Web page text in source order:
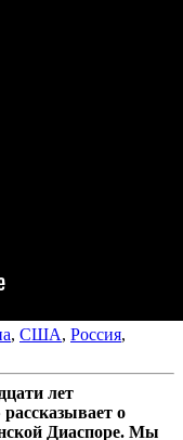
, США, Россия,
лет
о
Диаспоре. Мы